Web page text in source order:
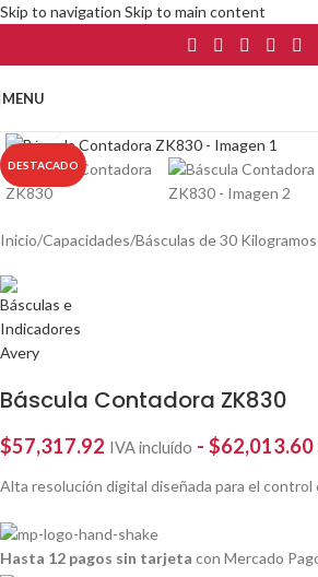
Skip to navigation Skip to main content
MENU
DESTACADO
Inicio/Capacidades/Básculas de 30 Kilogramos
Báscula Contadora ZK830
$57,317.92 IVA incluído - $62,013.60
Alta resolución digital diseñada para el control
Hasta 12 pagos sin tarjeta con Mercado